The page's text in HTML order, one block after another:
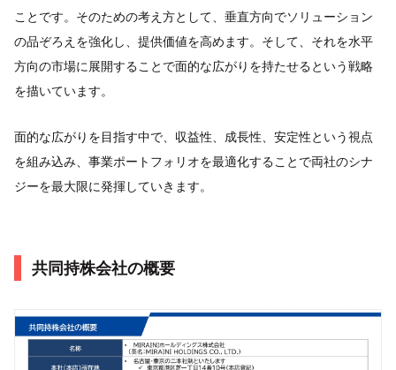
ことです。そのための考え方として、垂直方向でソリューション
の品ぞろえを強化し、提供価値を高めます。そして、それを水平
方向の市場に展開することで面的な広がりを持たせるという戦略
を描いています。
面的な広がりを目指す中で、収益性、成長性、安定性という視点
を組み込み、事業ポートフォリオを最適化することで両社のシナ
ジーを最大限に発揮していきます。
共同持株会社の概要